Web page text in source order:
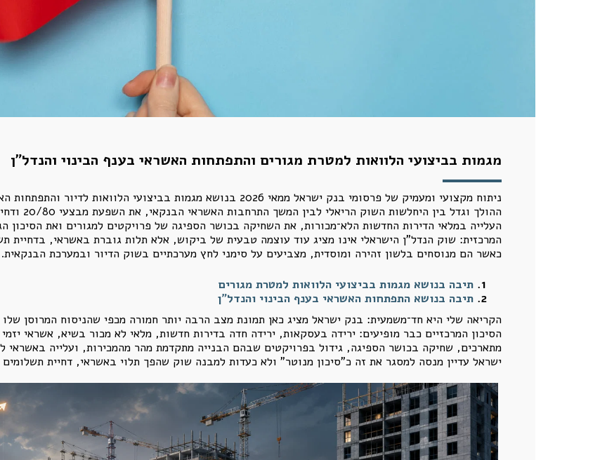
מגמות בביצועי הלוואות למטרת מגורים והתפתחות האשראי בענף הבינוי והנדל"ן
ניתוח מקצועי ומעמיק של פרסומי בנק ישראל ממאי 2026 בנושא מגמות
ההולך
העלייה במלאי הדירות החדשות הלא־מכורות, את השחיקה בכושר הספיגה של פרויקטים למגורים ואת הסיכון
המרכזית: שוק הנדל"ן הישראלי אינו מציג עוד עוצמה טבעית של ביקוש, אלא תלות גוברת באשראי, בדחיית
כאשר הם מנוסחים בלשון זהירה ומוסדית, מצביעים על סימני לחץ מערכתיים בשוק הדיור ובמערכת הבנקאית.
תיבה בנושא מגמות בביצועי הלוואות למטרת מגורים
תיבה בנושא התפתחות האשראי בענף הבינוי והנדל"ן
הקריאה שלי היא חד־משמעית: בנק ישראל מציג כאן תמונת מצב הרבה יותר חמורה מכפי שהניסוח המרוסן
הסיכון המרכזיים כבר מופיעים: ירידה בעסקאות, ירידה חדה בדירות חדשות, מלאי לא מכור בשיא, אשראי
מתארכים, שחיקה בכושר הספיגה, גידול בפרויקטים שבהם הבנייה מתקדמת מהר מהמכירות, ועלייה באשראי
ישראל עדיין מנסה למסגר את זה כ"סיכון מנוטר" ולא כעדות למבנה שוק שהפך תלוי באשראי, דחיית תשלומים